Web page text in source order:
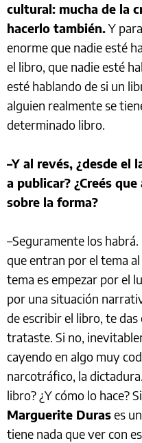
cultural: mucha de la
hacerlo también.Y
enorme que nadie esté
el libro, que nadie esté
esté hablando de si un
alguien realmente se
determinado libro.
–Y al revés, ¿desde el
a publicar? ¿Creés
sobre la forma?
–Seguramente los
que entran por el tema
tema es empezar por el
por una situación
de escribir el libro, te
trataste. Si no,
cayendo en algo muy
narcotráfico, la
libro? ¿Y cómo lo hace?
Marguerite Durases
tiene nada que ver con